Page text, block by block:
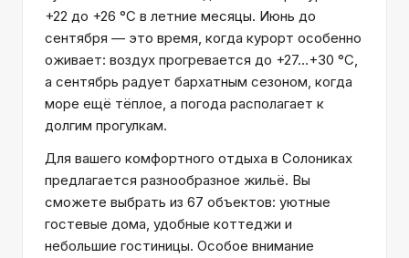
+22 до +26 °C в летние месяцы. Июнь до
сентября — это время, когда курорт особенно
оживает: воздух прогревается до +27…+30 °C,
а сентябрь радует бархатным сезоном, когда
море ещё тёплое, а погода располагает к
долгим прогулкам.
Для вашего комфортного отдыха в Солониках
предлагается разнообразное жильё. Вы
сможете выбрать из 67 объектов: уютные
гостевые дома, удобные коттеджи и
небольшие гостиницы. Особое внимание